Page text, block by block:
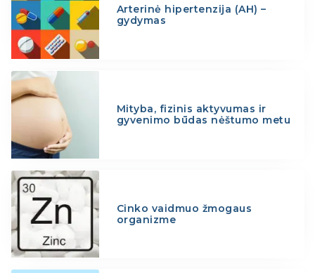
Arterinė hipertenzija (AH) –
gydymas
Mityba, fizinis aktyvumas ir
gyvenimo būdas nėštumo metu
Cinko vaidmuo žmogaus
organizme